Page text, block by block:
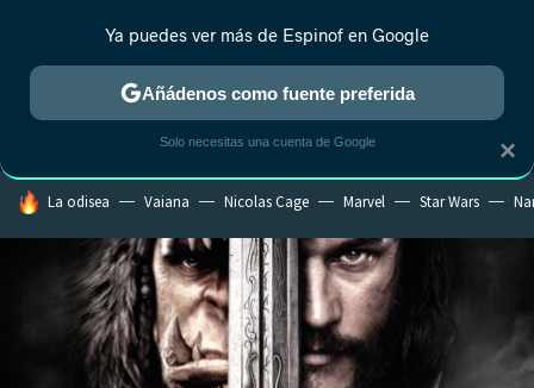
MENÚ NUEVO
ESTRENOS REALITY ANIME RANKINGS CINE
HOY SE HABLA DE
La odisea Vaiana Nicolas Cage Marvel Star Wars
×
Ya puedes ver más de Espinof en Google
Añádenos como fuente preferida
Solo necesitas una cuenta de Google